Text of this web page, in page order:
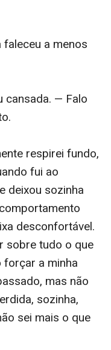
faleceu a menos
cansada. — Falo
respirei fundo,
fui ao
deixou sozinha
desconfortável.
sobre tudo o que
forçar a minha
mas não
sozinha,
sei mais o que